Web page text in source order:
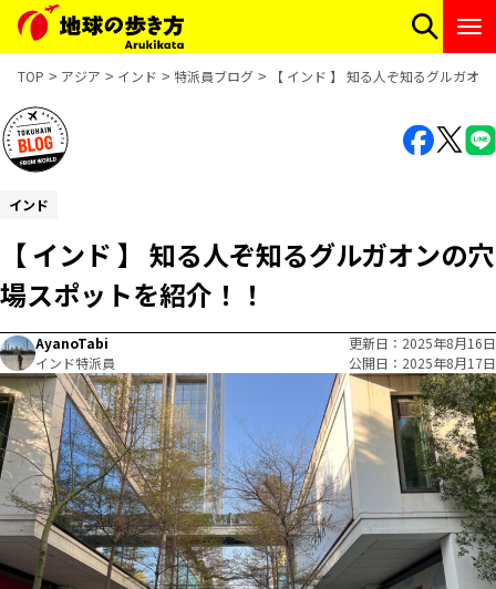
TOP アジア インド 特派員ブログ 【 インド 】 知る人ぞ知るグルガオ
インド
【 インド 】 知る人ぞ知るグルガオンの穴
場スポットを紹介！！
AyanoTabi
インド特派員
更新日
2025年8月16日
公開日
2025年8月17日